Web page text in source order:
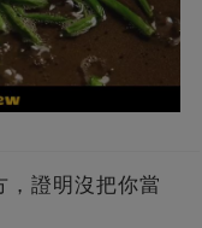
，證明沒把你當